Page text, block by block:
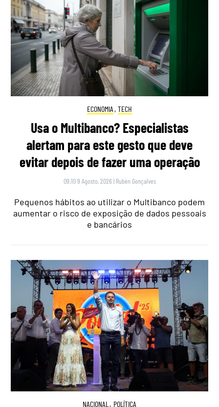
ECONOMIA , TECH
Usa o Multibanco? Especialistas
alertam para este gesto que deve
evitar depois de fazer uma operação
09:10 9 Agosto, 2026 | Rubén Gonçalves
Pequenos hábitos ao utilizar o Multibanco podem
aumentar o risco de exposição de dados pessoais
e bancários
NACIONAL , POLÍTICA